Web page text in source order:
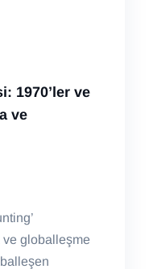
1970’ler ve
ve
globalleşme